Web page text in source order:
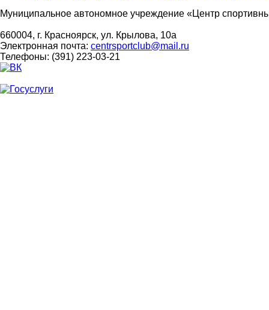
Муниципальное автономное учреждение «Центр
660004, г. Красноярск, ул. Крылова, 10а
Электронная почта: centrsportclub@mail.ru
Телефоны: (391) 223-03-21